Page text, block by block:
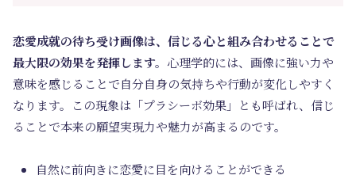
恋愛成就の待ち受け画像は、信じる心と組み合わせることで
最大限の効果を発揮します。 心理学的には、画像に強い力や
意味を感じることで自分自身の気持ちや行動が変化しやすく
なります。この現象は「プラシーボ効果」とも呼ばれ、信じ
ることで本来の願望実現力や魅力が高まるのです。
自然に前向きに恋愛に目を向けることができる